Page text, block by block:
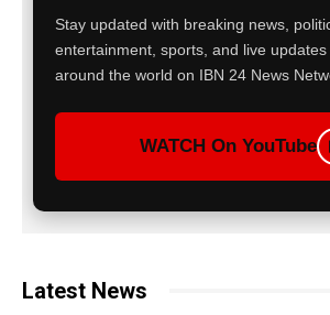
Stay updated with breaking news,
entertainment, sports, and live
around the world on IBN 24 News
WATCH On YouTube
Latest News